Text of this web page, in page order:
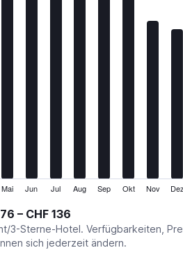
Mai Jun Jul Aug Sep Okt Nov Dez
– CHF 136
3-Sterne-Hotel. Verfügbarkeiten,
sich jederzeit ändern.